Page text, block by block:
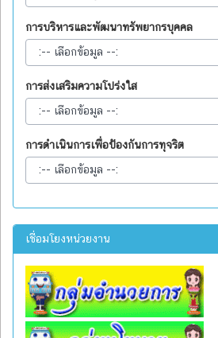
การบริหารและพัฒนาทรัพยากรบุคคล
การส่งเสริมความโปร่งใส
การดำเนินการเพื่อป้องกันการทุจริต
เชื่อมโยงหน่วยงาน